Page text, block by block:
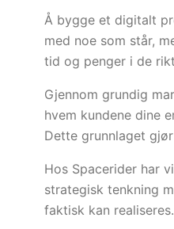
Å bygge et digitalt
med noe som står,
tid og penger i de
Gjennom grundig
hvem kundene dine
Dette grunnlaget
Hos Spacerider har
strategisk tenkning
faktisk kan realiseres.